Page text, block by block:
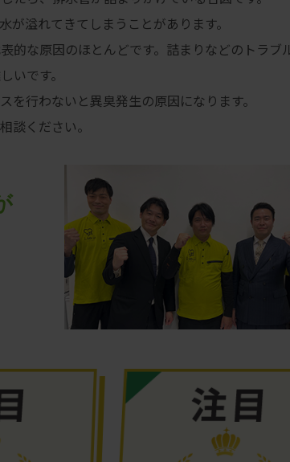
溢れてきてしまうことがあります。
的な原因のほとんどです。詰まりなどのトラブ
いです。
行わないと異臭発生の原因になります。
談ください。